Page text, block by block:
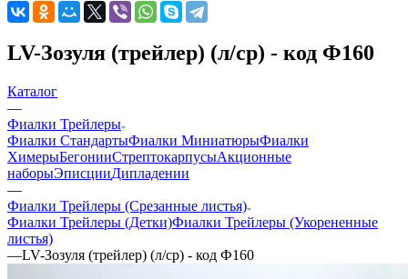
LV-Зозуля (трейлер) (л/ср) - код Ф160
Каталог
—
Фиалки Трейлеры
Фиалки СтандартыФиалки МиниатюрыФиалки
ХимерыБегонииСтрептокарпусыАкционные
наборыЭписцииДипладении
—
Фиалки Трейлеры (Срезанные листья)
Фиалки Трейлеры (Детки)Фиалки Трейлеры (Укорененные
листья)
—LV-Зозуля (трейлер) (л/ср) - код Ф160